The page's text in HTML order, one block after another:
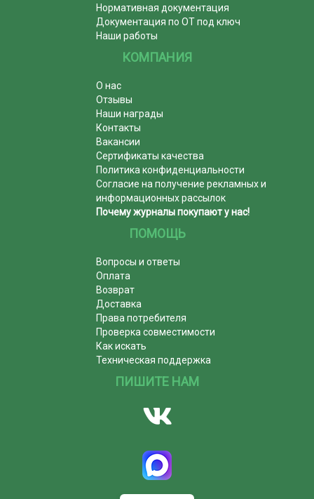
Нормативная документация
Документация по ОТ под ключ
Наши работы
КОМПАНИЯ
О нас
Отзывы
Наши награды
Контакты
Вакансии
Сертификаты качества
Политика конфиденциальности
Согласие на получение рекламных и
информационных рассылок
Почему журналы покупают у нас!
ПОМОЩЬ
Вопросы и ответы
Оплата
Возврат
Доставка
Права потребителя
Проверка совместимости
Как искать
Техническая поддержка
ПИШИТЕ НАМ